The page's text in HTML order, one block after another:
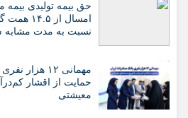
حق بیمه تولیدی
نسبت به مدت مشابه
مهمانی ۱۲
حمایت از اقشار
معیشتی